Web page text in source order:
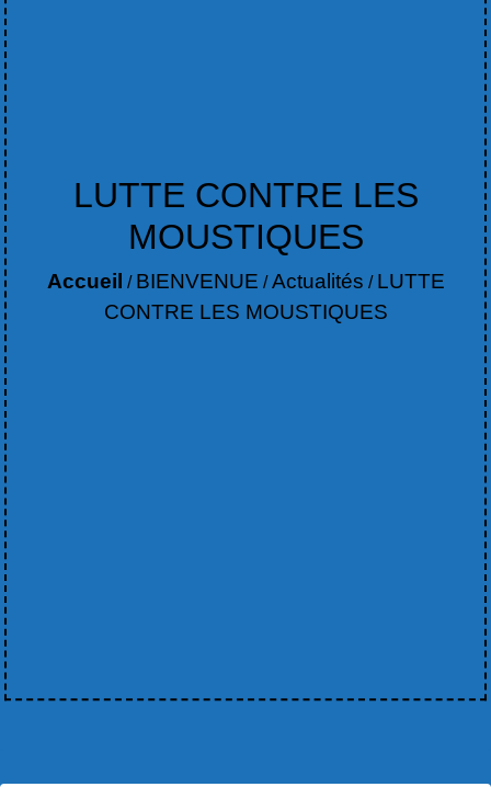
LUTTE CONTRE LES
MOUSTIQUES
Accueil / BIENVENUE /Actualités / LUTTE
CONTRE LES MOUSTIQUES